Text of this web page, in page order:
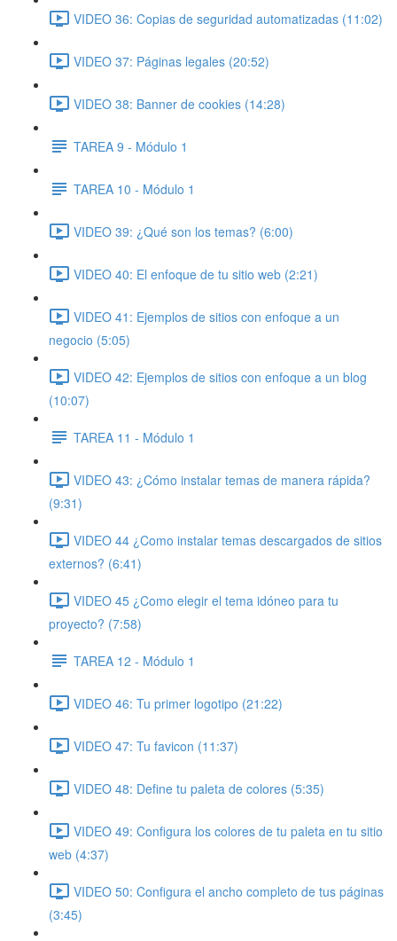
VIDEO 36: Copias de seguridad automatizadas (11:02)
VIDEO 37: Páginas legales (20:52)
VIDEO 38: Banner de cookies (14:28)
TAREA 9 - Módulo 1
TAREA 10 - Módulo 1
VIDEO 39: ¿Qué son los temas? (6:00)
VIDEO 40: El enfoque de tu sitio web (2:21)
VIDEO 41: Ejemplos de sitios con enfoque a un
negocio (5:05)
VIDEO 42: Ejemplos de sitios con enfoque a un blog
(10:07)
TAREA 11 - Módulo 1
VIDEO 43: ¿Cómo instalar temas de manera rápida?
(9:31)
VIDEO 44 ¿Como instalar temas descargados de sitios
externos? (6:41)
VIDEO 45 ¿Como elegir el tema idóneo para tu
proyecto? (7:58)
TAREA 12 - Módulo 1
VIDEO 46: Tu primer logotipo (21:22)
VIDEO 47: Tu favicon (11:37)
VIDEO 48: Define tu paleta de colores (5:35)
VIDEO 49: Configura los colores de tu paleta en tu sitio
web (4:37)
VIDEO 50: Configura el ancho completo de tus páginas
(3:45)